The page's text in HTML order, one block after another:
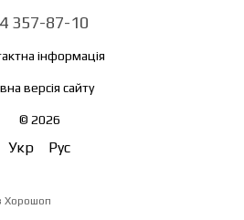
357-87-10
інформація
версія сайту
© 2026
Укр Рус
Хорошоп